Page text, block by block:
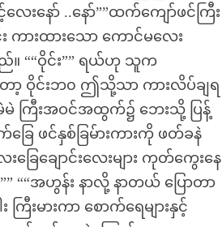
ေးနော် ..နော်””ထက်ကျော်ဖင်ကြီး
ကားထားသော ကောင်မလေး
““ဝိုင်း”” ရယ်ဟု သူက
ဝိုင်းဘ၀ ဤသို့သာ ကားလိပ်ချရ
မဲ ကြီးအဝင်အထွက်၌ ဘေးသို့ ပြန့်
ေ ဖင်နှစ်ခြမ်ားကားကို ဖတ်ခနဲ
ြေချောင်းလေးများ ကုတ်ကွေးနေ
““အဟွန်း နာလို့ နာတယ် ပြောတာ
းမားကာ စောက်ရေများနှင့်